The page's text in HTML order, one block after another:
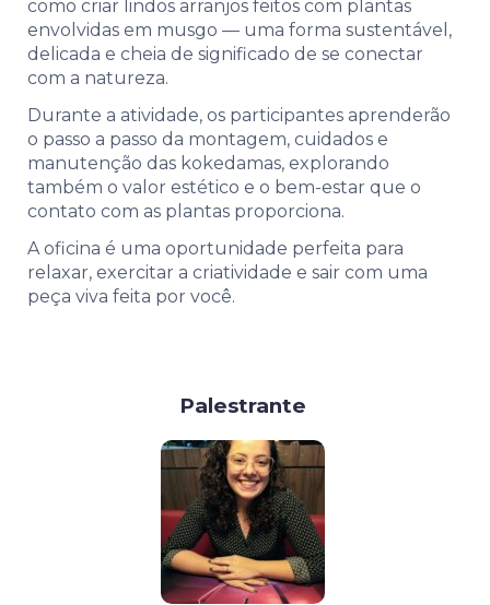
como criar lindos arranjos feitos com plantas
envolvidas em musgo — uma forma sustentável,
delicada e cheia de significado de se conectar
com a natureza.
Durante a atividade, os participantes aprenderão
o passo a passo da montagem, cuidados e
manutenção das kokedamas, explorando
também o valor estético e o bem-estar que o
contato com as plantas proporciona.
A oficina é uma oportunidade perfeita para
relaxar, exercitar a criatividade e sair com uma
peça viva feita por você.
Palestrante